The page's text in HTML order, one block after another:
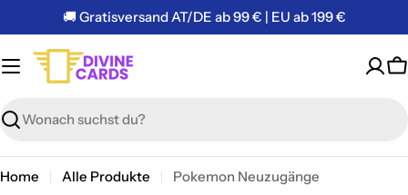
Inhalt
springen
🚚 Gratisversand AT/DE ab 99 € | EU ab 199 €
Suchen
Home Alle Produkte Pokemon Neuzugänge